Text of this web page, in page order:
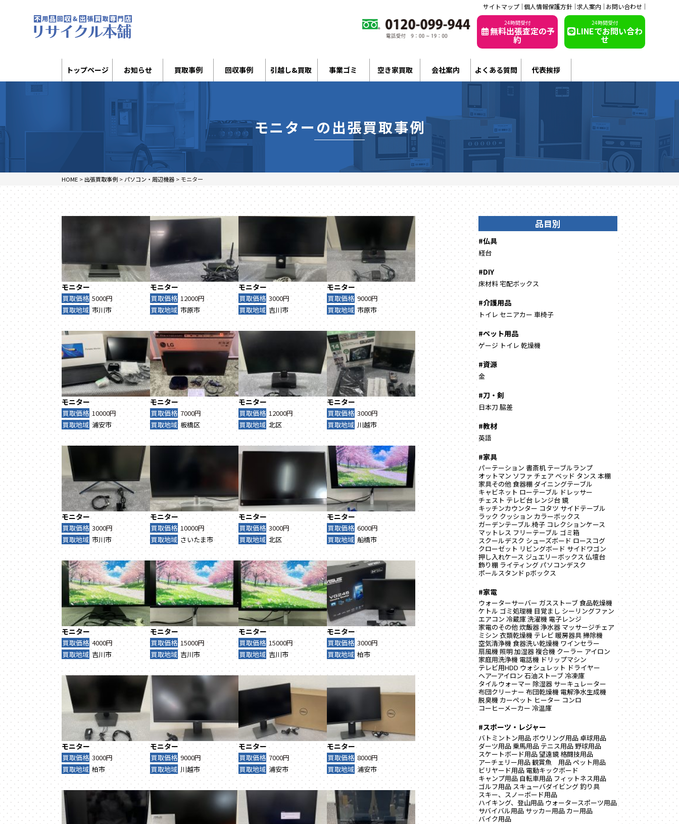
サイトマップ 個人情報保護方針 求人案内 お問い合わせ
24時間受付
無料出張査定の予
約
24時間受付
LINEでお問い合わ
せ
トップページ お知らせ 買取事例 回収事例 引越し&買取 事業ゴミ 空き家買取 会社案内 よくある質問 代表挨拶
モニターの出張買取事例
HOME > 出張買取事例 > パソコン・周辺機器 >モニター
モニター
買取価格 5000円
買取地域 市川市
モニター
買取価格 12000円
買取地域 市原市
モニター
買取価格 3000円
買取地域 吉川市
モニター
買取価格 9000円
買取地域 市原市
モニター
買取価格 10000円
買取地域 浦安市
モニター
買取価格 7000円
買取地域 板橋区
モニター
買取価格 12000円
買取地域 北区
モニター
買取価格 3000円
買取地域 川越市
モニター
買取価格 3000円
買取地域 市川市
モニター
買取価格 10000円
買取地域 さいたま市
モニター
買取価格 3000円
買取地域 北区
モニター
買取価格 6000円
買取地域 船橋市
モニター
買取価格 4000円
買取地域 吉川市
モニター
買取価格 15000円
買取地域 吉川市
モニター
買取価格 15000円
買取地域 吉川市
モニター
買取価格 3000円
買取地域 柏市
モニター
買取価格 3000円
買取地域 柏市
モニター
買取価格 9000円
買取地域 川越市
モニター
買取価格 7000円
買取地域 浦安市
モニター
買取価格 8000円
買取地域 浦安市
品目別
#仏具
経台
#DIY
床材料宅配ボックス
#介護用品
トイレ セニアカー 車椅子
#ペット用品
ゲージ トイレ 乾燥機
#資源
金
#刀・剣
日本刀 脇差
#教材
英語
#家具
パーテーション 書斎机 テーブルランプ
オットマン ソファ チェア ベッド タンス 本棚
家具その他食器棚 ダイニングテーブル
キャビネット ローテーブル ドレッサー
チェスト テレビ台 レンジ台鏡
キッチンカウンター コタツ サイドテーブル
ラック クッション カラーボックス
ガーデンテーブル.椅子 コレクションケース
マットレス フリーテーブル ゴミ箱
スクールデスク シューズボード ロースコグ
クローゼット リビングボード サイドワゴン
押し入れケース ジュエリーボックス 仏壇台
飾り棚 ライティングパソコンデスク
ポールスタンド pボックス
#家電
ウォーターサーバー ガスストーブ食品乾燥機
ケトル ゴミ処理機 目覚まし シーリングファン
エアコン 冷蔵庫洗濯機 電子レンジ
家電のその他炊飯器浄水器 マッサージチェア
ミシン 衣類乾燥機 テレビ 暖房器具掃除機
空気清浄機食器洗い乾燥機 ワインセラー
扇風機照明加湿器複合機 クーラー アイロン
家庭用洗浄機 電話機 ドリップマシン
テレビ用HDD ウォシュレット ドライヤー
ヘアーアイロン 石油ストーブ冷凍庫
タイルウォーマー 除湿器 サーキュレーター
布団クリーナー 布団乾燥機 電解浄水生成機
脱臭機 カーペット ヒーター コンロ
コーヒーメーカー 冷温庫
#スポーツ・レジャー
バトミントン用品 ボウリング用品卓球用品
ダーツ用品乗馬用品 テニス用品野球用品
スケートボード用品望遠鏡 格闘技用品
アーチェリー用品 観賞魚 用品ペット用品
ビリヤード用品 電動キックボード
キャンプ用品 自転車用品 フィットネス用品
ゴルフ用品 スキューバダイビング釣り具
スキー、スノーボード用品
ハイキング、登山用品 ウォータースポーツ用品
サバイバル用品 サッカー用品 カー用品
バイク用品